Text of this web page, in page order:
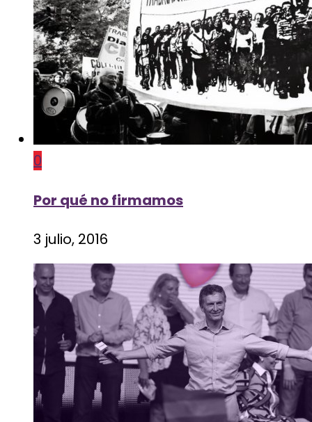
0
Por qué no firmamos
3 julio, 2016